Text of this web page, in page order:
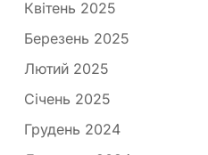
Квітень 2025
Березень 2025
Лютий 2025
Січень 2025
Грудень 2024